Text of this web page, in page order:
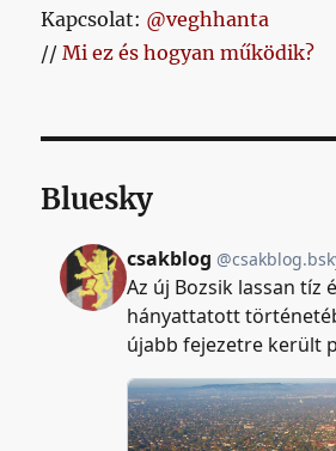
Kapcsolat: @veghhanta
//Mi ez és hogyan működik?
Bluesky